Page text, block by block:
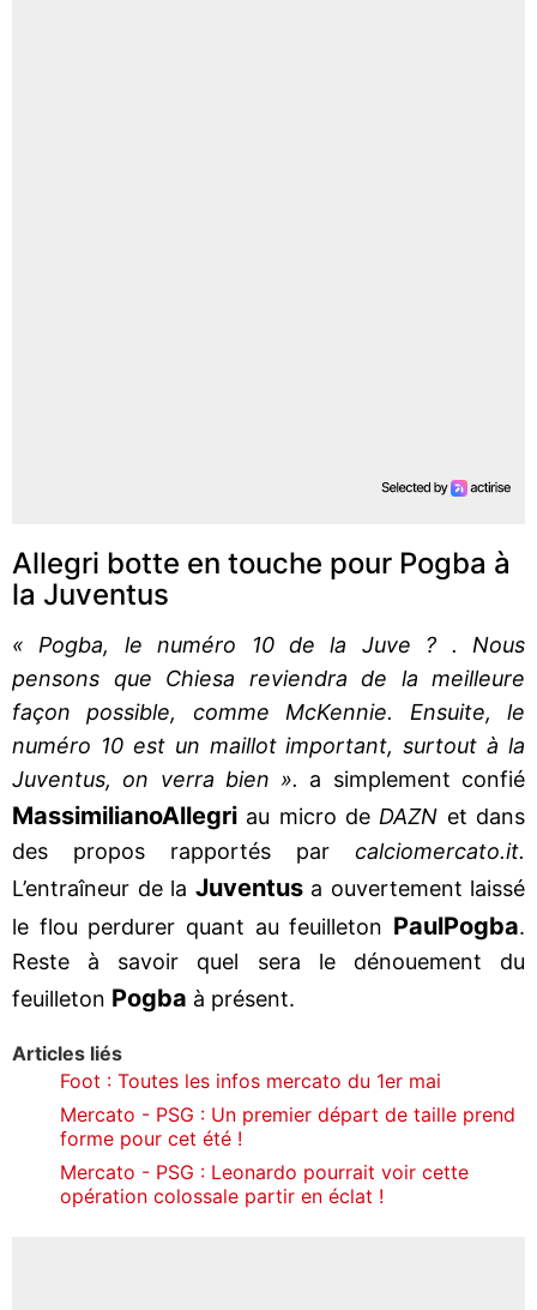
Allegri botte en touche pour Pogba à
la Juventus
« Pogba, le numéro 10 de la Juve ? . Nous
pensons que Chiesa reviendra de la meilleure
façon possible, comme McKennie. Ensuite, le
numéro 10 est un maillot important, surtout à la
Juventus, on verra bien ». a simplement confié
MassimilianoAllegri au micro de DAZN et dans
des propos rapportés par calciomercato.it.
L’entraîneur de la Juventusa ouvertement laissé
le flou perdurer quant au feuilleton PaulPogba.
Reste à savoir quel sera le dénouement du
feuilleton Pogba à présent.
Articles liés
Foot : Toutes les infos mercato du 1er mai
Mercato - PSG : Un premier départ de taille prend
forme pour cet été !
Mercato - PSG : Leonardo pourrait voir cette
opération colossale partir en éclat !